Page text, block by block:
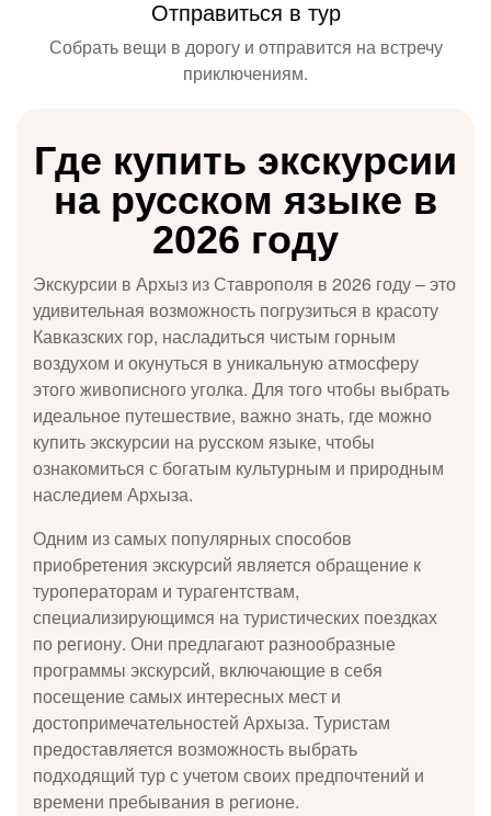
Отправиться в тур
Собрать вещи в дорогу и отправится на встречу
приключениям.
Где купить экскурсии
на русском языке в
2026 году
Экскурсии в Архыз из Ставрополя в 2026 году – это
удивительная возможность погрузиться в красоту
Кавказских гор, насладиться чистым горным
воздухом и окунуться в уникальную атмосферу
этого живописного уголка. Для того чтобы выбрать
идеальное путешествие, важно знать, где можно
купить экскурсии на русском языке, чтобы
ознакомиться с богатым культурным и природным
наследием Архыза.
Одним из самых популярных способов
приобретения экскурсий является обращение к
туроператорам и турагентствам,
специализирующимся на туристических поездках
по региону. Они предлагают разнообразные
программы экскурсий, включающие в себя
посещение самых интересных мест и
достопримечательностей Архыза. Туристам
предоставляется возможность выбрать
подходящий тур с учетом своих предпочтений и
времени пребывания в регионе.